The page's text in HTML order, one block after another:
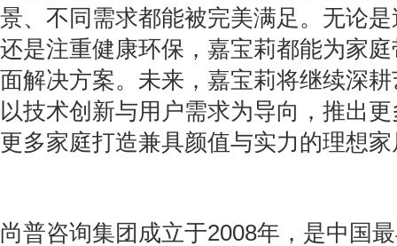
景、不同需求都能被完美满足。无论
还是注重健康环保，嘉宝莉都能为家
面解决方案。未来，嘉宝莉将继续深
以技术创新与用户需求为导向，推出
更多家庭打造兼具颜值与实力的理想
尚普咨询集团成立于2008年，是中国